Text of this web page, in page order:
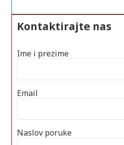
Kontaktirajte nas
Ime i prezime
Email
Naslov poruke